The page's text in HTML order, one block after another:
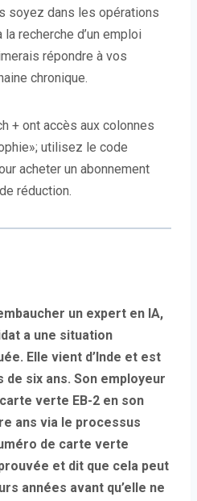
soyez dans les opérations
recherche d’un emploi
répondre à vos
chronique.
+ ont accès aux colonnes
utilisez le code
acheter un abonnement
réduction.
un expert en IA,
a une situation
Elle vient d’Inde et est
de six ans. Son employeur
verte EB-2 en son
ans via le processus
de carte verte
et dit que cela peut
années avant qu’elle ne